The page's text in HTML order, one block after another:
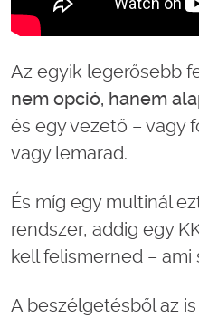
Az egyik legerősebb
nem opció, hanem
és egy vezető – vagy
vagy lemarad.
És míg egy multinál
rendszer, addig egy
kell felismerned –
A beszélgetésből az